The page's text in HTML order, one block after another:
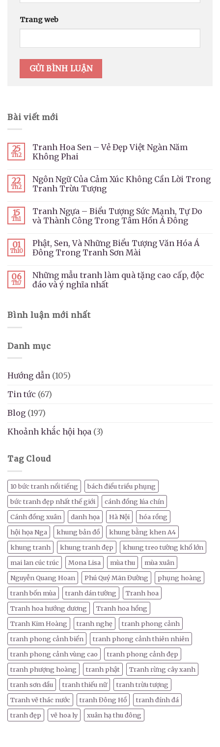
Trang web
Bài viết mới
25
Th2
Tranh Hoa Sen – Vẻ Đẹp Việt Ngàn Năm
Không Phai
22
Th2
Ngôn Ngữ Của Cảm Xúc Không Cần Lời Trong
Tranh Trừu Tượng
15
Th1
Tranh Ngựa – Biểu Tượng Sức Mạnh, Tự Do
và Thành Công Trong Tâm Hồn Á Đông
01
Th10
Phật, Sen, Và Những Biểu Tượng Văn Hóa Á
Đông Trong Tranh Sơn Mài
06
Th7
Những mẫu tranh làm quà tặng cao cấp, độc
đáo và ý nghĩa nhất
Bình luận mới nhất
Danh mục
Hướng dẫn (105)
Tin tức (67)
Blog (197)
Khoảnh khắc hội họa (3)
Tag Cloud
10 bức tranh nổi tiếng
bách điểu triều phụng
bức tranh đẹp nhất thế giới
cánh đồng lúa chín
Cánh đồng xuân
danh họa Hà Nội
hóa rồng
hội họa Nga
khung bản đồ
khung bằng khen A4
khung tranh
khung tranh đẹp
khung treo tường khổ lớn
mai lan cúc trúc
Mona Lisa mùa thu
mùa xuân
Nguyễn Quang Hoan
Phú Quý Mãn Đường
phụng hoàng
tranh bốn mùa
tranh dán tường
Tranh hoa
Tranh hoa hướng dương
Tranh hoa hồng
Tranh Kim Hoàng
tranh nghẹ
tranh phong cảnh
tranh phong cảnh biển
tranh phong cảnh thiên nhiên
tranh phong cảnh vùng cao
tranh phong cảnh đẹp
tranh phượng hoàng
tranh phật
Tranh rừng cây xanh
tranh sơn dầu
tranh thiếu nữ
tranh trừu tượng
Tranh vẽ thác nước
tranh Đông Hồ
tranh đính đá
tranh đẹp
vẽ hoa ly xuân hạ thu đông